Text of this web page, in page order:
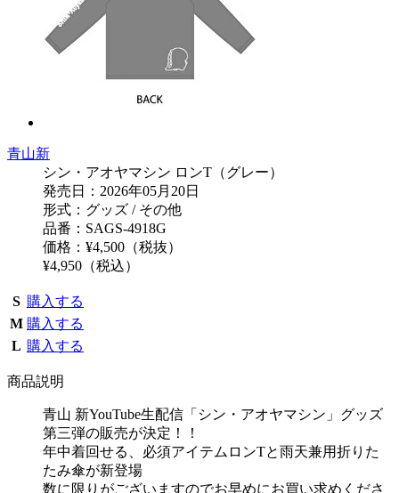
青山新
シン・アオヤマシン ロンT（グレー）
発売日：2026年05月20日
形式：グッズ / その他
品番：SAGS-4918G
価格：¥4,500（税抜）
¥4,950（税込）
S 購入する
M 購入する
L 購入する
商品説明
青山 新YouTube生配信「シン・アオヤマシン」グッズ
第三弾の販売が決定！！
年中着回せる、必須アイテムロンTと雨天兼用折りた
たみ傘が新登場
数に限りがございますのでお早めにお買い求めくださ